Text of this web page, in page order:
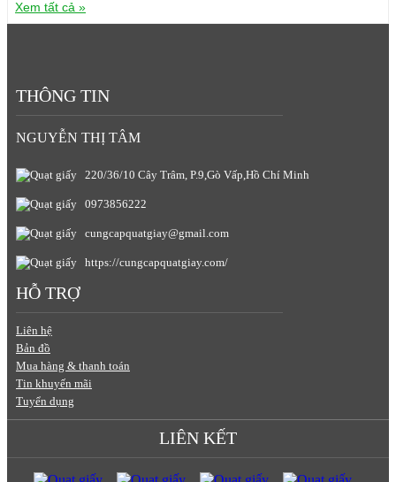
Xem tất cả »
THÔNG TIN
NGUYỄN THỊ TÂM
220/36/10 Cây Trâm, P.9,Gò Vấp,Hồ Chí Minh
0973856222
cungcapquatgiay@gmail.com
https://cungcapquatgiay.com/
HỖ TRỢ
Liên hệ
Bản đồ
Mua hàng & thanh toán
Tin khuyến mãi
Tuyển dụng
LIÊN KẾT